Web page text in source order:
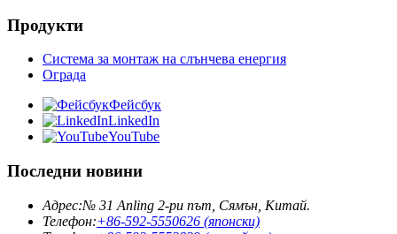
Продукти
Система за монтаж на слънчева енергия
Ограда
Фейсбук
LinkedIn
YouTube
Последни новини
Адрес:№ 31 Anling 2-ри път, Сямън, Китай.
Телефон:+86-592-5550626 (японски)